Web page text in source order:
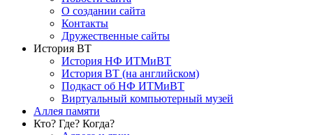
О создании сайта
Контакты
Дружественные сайты
История ВТ
История НФ ИТМиВТ
История ВТ (на английском)
Подкаст об НФ ИТМиВТ
Виртуальный компьютерный музей
Аллея памяти
Кто? Где? Когда?